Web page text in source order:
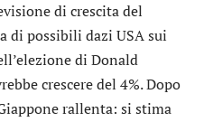
di crescita del
di possibili dazi USA sui
di Donald
crescere del 4%. Dopo
rallenta: si stima